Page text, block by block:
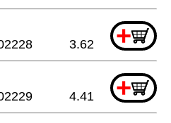
+
3.62
+
4.41